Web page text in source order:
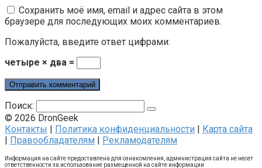
Сохранить моё имя, email и адрес сайта в этом
браузере для последующих моих комментариев.
Пожалуйста, введите ответ цифрами:
четыре × два =
Поиск:
© 2026 DronGeek
Контакты | Политика конфиденциальности | Карта сайта
| Правообладателям | Рекламодателям
Информация на сайте предоставлена для ознакомления, администрация сайта не несет
ответственности за использование размещенной на сайте информации